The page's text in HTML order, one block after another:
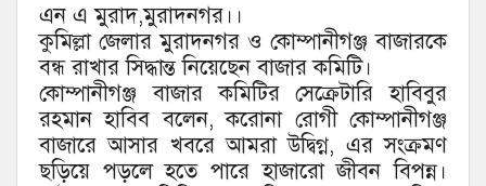
এন এ মুরাদ,মুরাদনগর।।
কুমিল্লা জেলার মুরাদনগর ও কোম্পানীগঞ্জ বাজারকে
বন্ধ রাখার সিদ্ধান্ত নিয়েছেন বাজার কমিটি।
কোম্পানীগঞ্জ বাজার কমিটির সেক্রেটারি হাবিবুর
রহমান হাবিব বলেন, করোনা রোগী কোম্পানীগঞ্জ
বাজারে আসার খবরে আমরা উদ্বিগ্ন, এর সংক্রমণ
ছড়িয়ে পড়লে হতে পারে হাজারো জীবন বিপন্ন।